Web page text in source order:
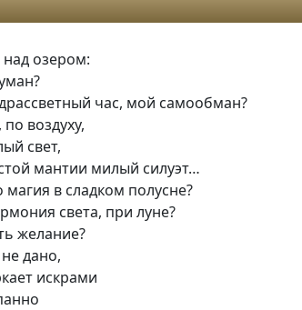
озером:
час, мой самообман?
воздуху,
свет,
мантии милый силуэт…
в сладком полусне?
света, при луне?
желание?
дано,
искрами